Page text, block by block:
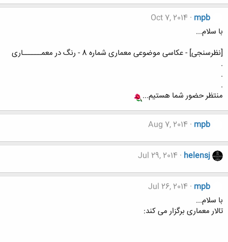
mpb
Oct 7, 2014
با سلام...
[نظرسنجی] - عکاسی موضوعی معماری شماره 8 - رنگ در معمــــــاری
.
.
.
منتظر حضور شما هستیم...
mpb
Aug 7, 2014
helensj
Jul 29, 2014
mpb
Jul 26, 2014
با سلام...
تالار معماری برگزار می کند: